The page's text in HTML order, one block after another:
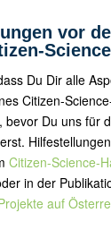
vor
Du Dir alle
Citizen-
bevor Du uns für
Citizen-Science-
in der
auf